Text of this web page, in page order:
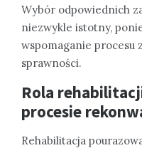
Wybór odpowiednich
niezwykle istotny,
wspomaganie procesu
sprawności.
Rola
procesie
Rehabilitacja